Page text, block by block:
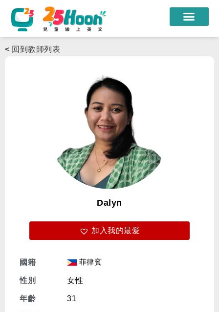
課程教材
限時優惠
學員心得
遊學團
常見問題
免費體驗
< 回到教師列表
Dalyn
加入我的最愛
國籍 菲律賓
性別 女性
年齡 31